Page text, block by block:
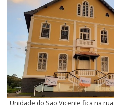
Unidade do São Vicente fica na